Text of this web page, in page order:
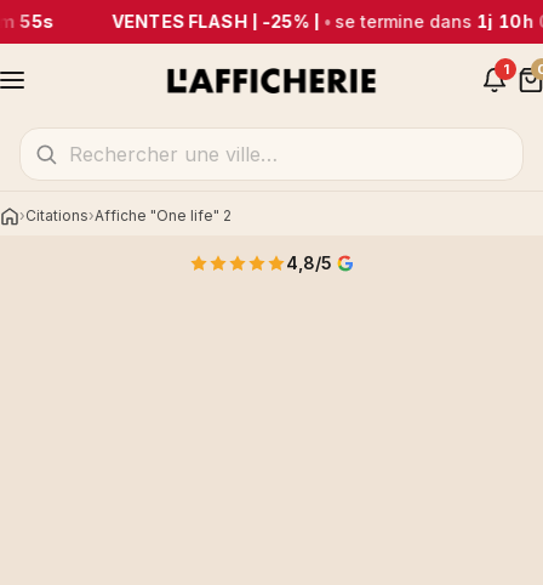
55s VENTES FLASH | -25% | •se termine dans1j 10h
1
AccueilCitations Affiche "One life" 2
4,8/5